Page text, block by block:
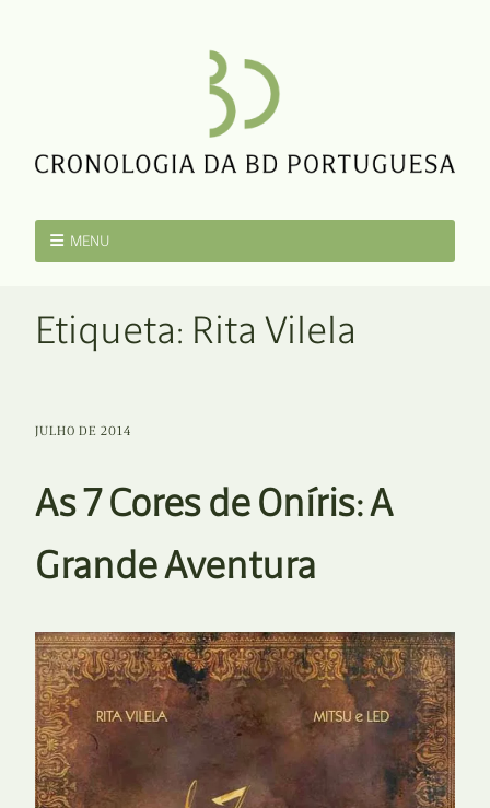
MENU
Etiqueta: Rita Vilela
JULHO DE 2014
As 7 Cores de Oníris: A
Grande Aventura